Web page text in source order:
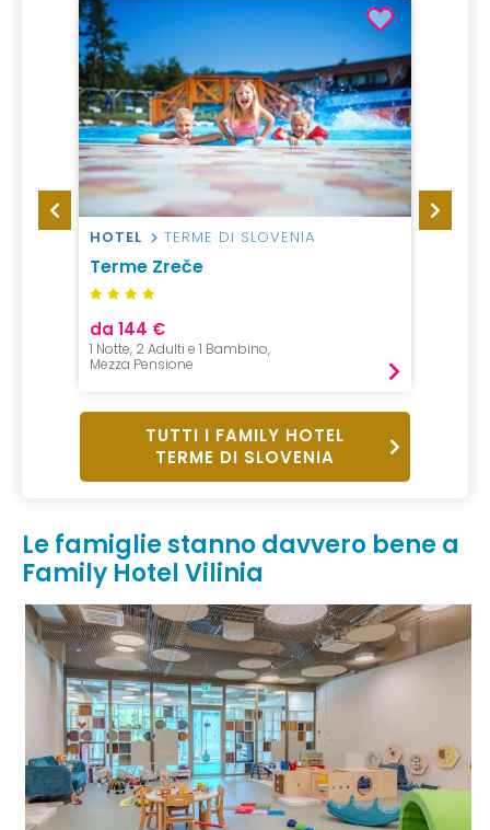
HOTEL TERME DI SLOVENIA
Terme Zreče
da 144 €
1 Notte, 2 Adulti e 1 Bambino,
Mezza Pensione
HOTEL
TUTTI I FAMILY HOTEL
TERME DI SLOVENIA
Le famiglie stanno davvero bene a
Family Hotel Vilinia